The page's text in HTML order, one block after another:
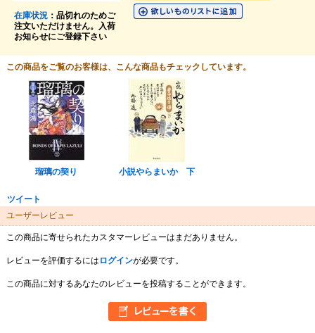
在庫状況：品切れのためご
注文いただけません。入荷
お知らせにご登録下さい
この商品をご覧のお客様は、こんな商品もチェックしています。
瑠璃の契り 小説やらまいか 下
ツイート
ユーザーレビュー
この商品に寄せられたカスタマーレビューはまだありません。
レビューを評価するには ログインが必要です。
この商品に対するあなたのレビューを投稿することができます。